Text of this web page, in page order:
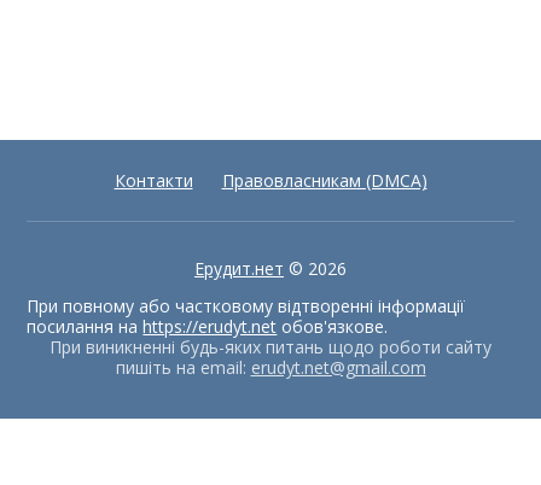
Контакти Правовласникам (DMCA)
Ерудит.нет © 2026
При повному або частковому відтворенні інформації
посилання наhttps://erudyt.net обов'язкове.
При виникненні будь-яких питань щодо роботи сайту
пишіть на email: erudyt.net@gmail.com